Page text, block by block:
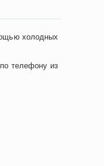
холодных
телефону из